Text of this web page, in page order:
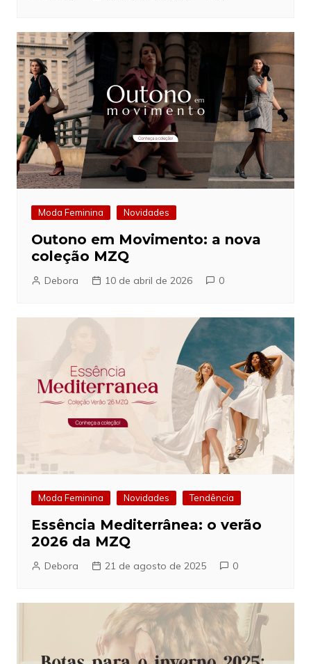
Moda Feminina Novidades
Outono em Movimento: a nova
coleção MZQ
Debora 10 de abril de 2026 0
Moda Feminina Novidades Tendência
Essência Mediterrânea: o verão
2026 da MZQ
Debora 21 de agosto de 2025 0